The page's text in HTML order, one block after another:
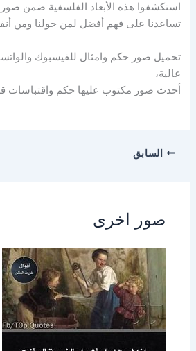
استكشفوا هذه الأبعاد الفلسفية ضمن
تساعدنا على فهم أفضل لمن حولنا ومن
تحميل صور حكم وامثال للفيسبوك
عالية،
أحدث صور مكتوب عليها حكم واقتباسات
السابق
صور اخرى